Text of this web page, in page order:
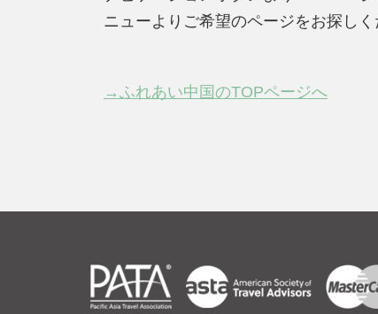
ニューよりご希望のページをお探しく
→ふれあい中国のTOPページへ